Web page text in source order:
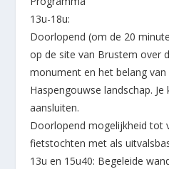
13u-18u:
Doorlopend (om de 20
op de site van Brustem over
monument en het belang
Haspengouwse landschap.
aansluiten.
Doorlopend mogelijkheid tot
fietstochten met als
13u en 15u40: Begeleide